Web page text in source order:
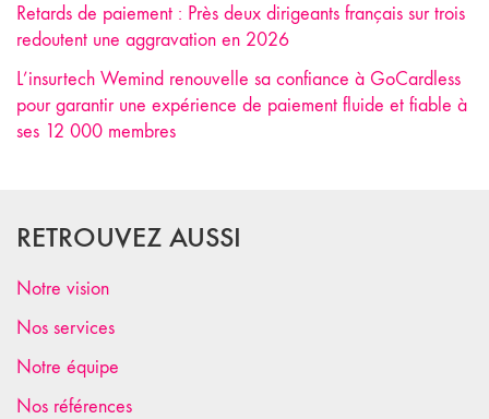
Retards de paiement : Près deux dirigeants français sur trois
redoutent une aggravation en 2026
L’insurtech Wemind renouvelle sa confiance à GoCardless
pour garantir une expérience de paiement fluide et fiable à
ses 12 000 membres
RETROUVEZ AUSSI
Notre vision
Nos services
Notre équipe
Nos références